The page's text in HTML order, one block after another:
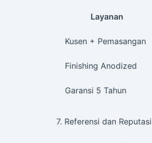
Layanan
Kusen + Pemasangan
Finishing Anodized
Garansi 5 Tahun
7. Referensi dan